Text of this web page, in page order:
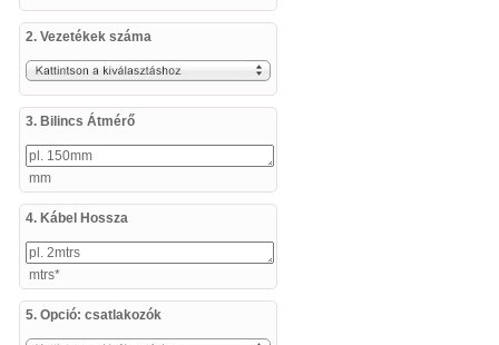
2. Vezetékek száma
3. Bilincs Átmérő
mm
4. Kábel Hossza
mtrs*
5. Opció: csatlakozók